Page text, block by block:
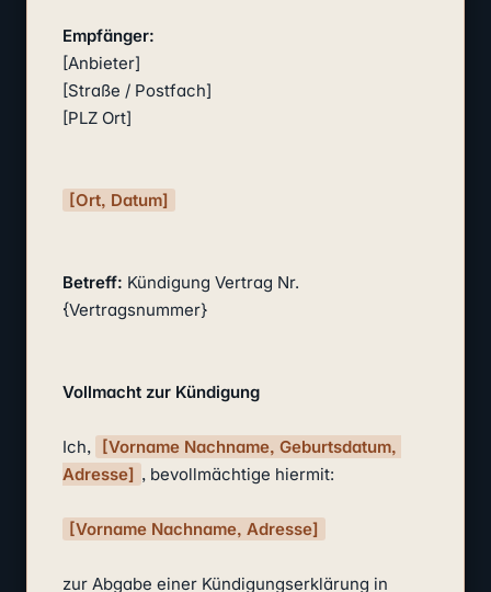
Empfänger:
[Anbieter]
[Straße / Postfach]
[PLZ Ort]
[Ort, Datum]
Betreff: Kündigung Vertrag Nr.
{Vertragsnummer}
Vollmacht zur Kündigung
Ich, [Vorname Nachname, Geburtsdatum,
Adresse] , bevollmächtige hiermit:
[Vorname Nachname, Adresse]
zur Abgabe einer Kündigungserklärung in